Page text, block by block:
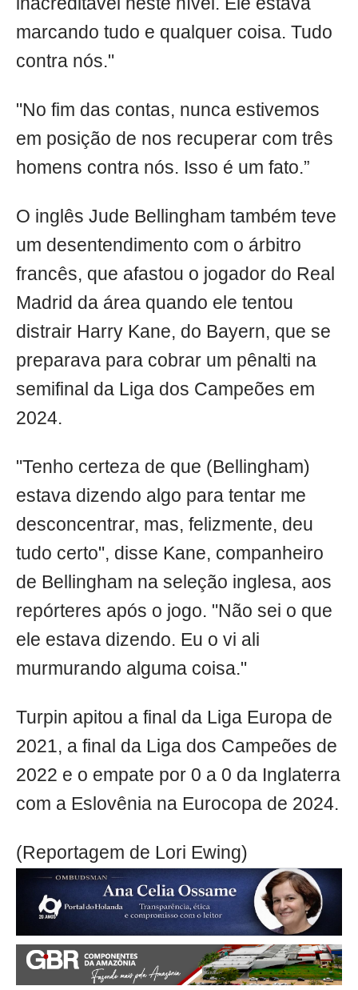
marcando tudo e qualquer coisa. Tudo
contra nós."
"No fim das contas, nunca estivemos
em posição de nos recuperar com três
homens contra nós. Isso é um fato.”
O inglês Jude Bellingham também teve
um desentendimento com o árbitro
francês, que afastou o jogador do Real
Madrid da área quando ele tentou
distrair Harry Kane, do Bayern, que se
preparava para cobrar um pênalti na
semifinal da Liga dos Campeões em
2024.
"Tenho certeza de que (Bellingham)
estava dizendo algo para tentar me
desconcentrar, mas, felizmente, deu
tudo certo", disse Kane, companheiro
de Bellingham na seleção inglesa, aos
repórteres após o jogo. "Não sei o que
ele estava dizendo. Eu o vi ali
murmurando alguma coisa."
Turpin apitou a final da Liga Europa de
2021, a final da Liga dos Campeões de
2022 e o empate por 0 a 0 da Inglaterra
com a Eslovênia na Eurocopa de 2024.
(Reportagem de Lori Ewing)